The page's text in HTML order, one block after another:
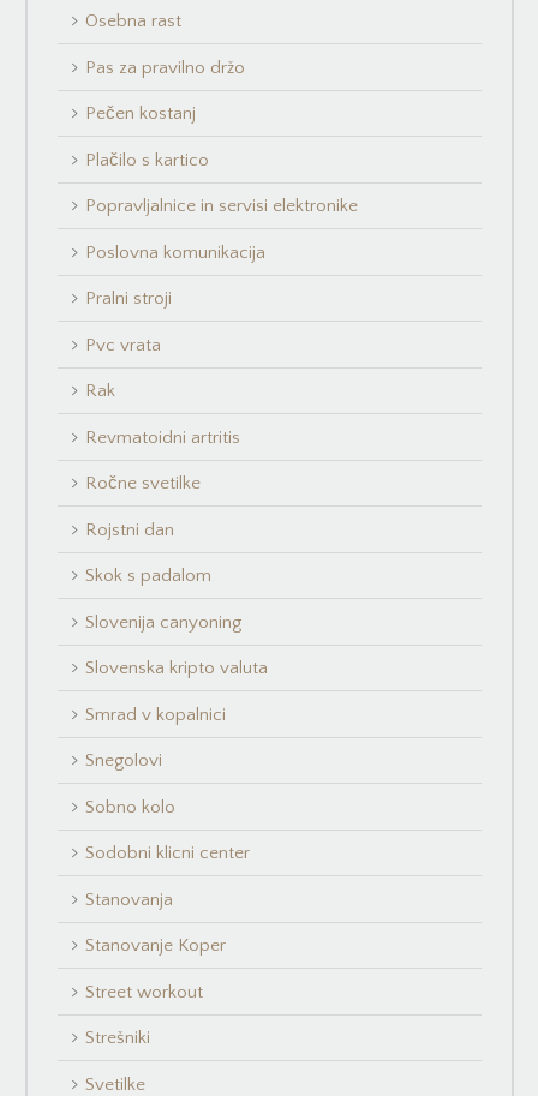
Osebna rast
Pas za pravilno držo
Pečen kostanj
Plačilo s kartico
Popravljalnice in servisi elektronike
Poslovna komunikacija
Pralni stroji
Pvc vrata
Rak
Revmatoidni artritis
Ročne svetilke
Rojstni dan
Skok s padalom
Slovenija canyoning
Slovenska kripto valuta
Smrad v kopalnici
Snegolovi
Sobno kolo
Sodobni klicni center
Stanovanja
Stanovanje Koper
Street workout
Strešniki
Svetilke